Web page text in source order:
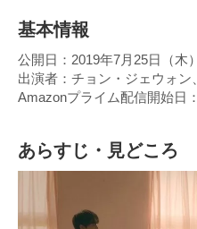
基本情報
公開日：2019年7月25日（木）
出演者：チョン・ジェウォン
Amazonプライム配信開始日
あらすじ・見どころ